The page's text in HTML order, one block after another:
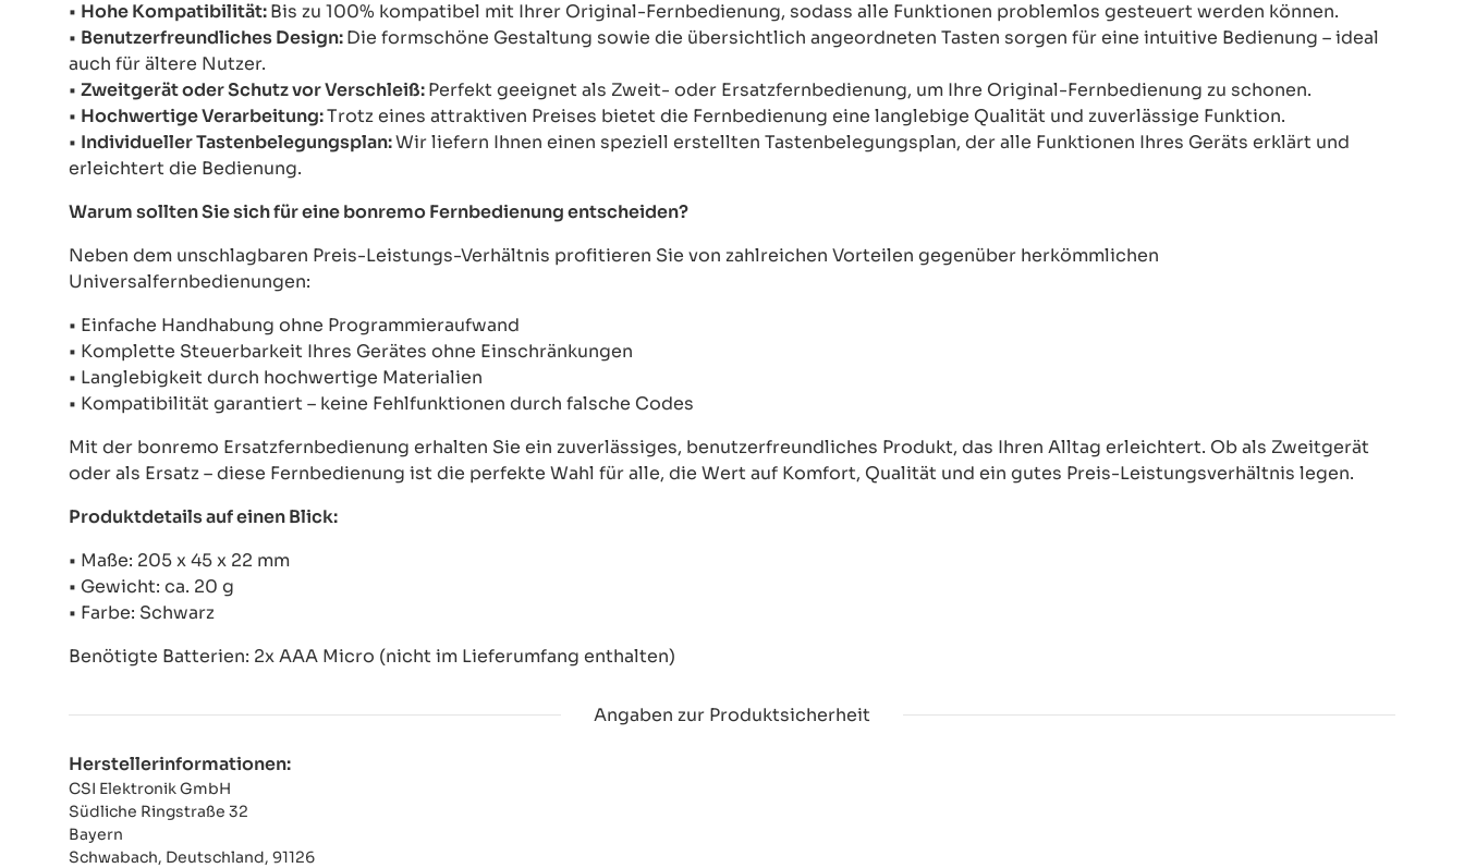
• Hohe Kompatibilität:Bis zu 100% kompatibel mit Ihrer Original-Fernbedienung, sodass alle Funktionen problemlos gesteuert werden können.
• Benutzerfreundliches Design:Die formschöne Gestaltung sowie die übersichtlich angeordneten Tasten sorgen für eine intuitive Bedienung – ideal
auch für ältere Nutzer.
• Zweitgerät oder Schutz vor Verschleiß:Perfekt geeignet als Zweit- oder Ersatzfernbedienung, um Ihre Original-Fernbedienung zu schonen.
• Hochwertige Verarbeitung:Trotz eines attraktiven Preises bietet die Fernbedienung eine langlebige Qualität und zuverlässige Funktion.
• Individueller Tastenbelegungsplan:Wir liefern Ihnen einen speziell erstellten Tastenbelegungsplan, der alle Funktionen Ihres Geräts erklärt und
erleichtert die Bedienung.
Warum sollten Sie sich für eine bonremo Fernbedienung entscheiden?
Neben dem unschlagbaren Preis-Leistungs-Verhältnis profitieren Sie von zahlreichen Vorteilen gegenüber herkömmlichen
Universalfernbedienungen:
• Einfache Handhabung ohne Programmieraufwand
• Komplette Steuerbarkeit Ihres Gerätes ohne Einschränkungen
• Langlebigkeit durch hochwertige Materialien
• Kompatibilität garantiert – keine Fehlfunktionen durch falsche Codes
Mit der bonremo Ersatzfernbedienung erhalten Sie ein zuverlässiges, benutzerfreundliches Produkt, das Ihren Alltag erleichtert. Ob als Zweitgerät
oder als Ersatz – diese Fernbedienung ist die perfekte Wahl für alle, die Wert auf Komfort, Qualität und ein gutes Preis-Leistungsverhältnis legen.
Produktdetails auf einen Blick:
• Maße: 205 x 45 x 22 mm
• Gewicht: ca. 20 g
• Farbe: Schwarz
Benötigte Batterien: 2x AAA Micro (nicht im Lieferumfang enthalten)
Angaben zur Produktsicherheit
Herstellerinformationen:
CSI Elektronik GmbH
Südliche Ringstraße 32
Bayern
Schwabach, Deutschland, 91126